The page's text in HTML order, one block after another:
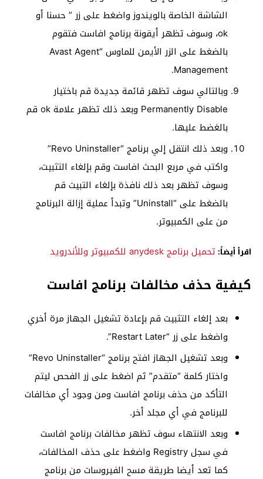
الشاشة الخاصة بالويندوز واضغط على زر ” حسنا أو
ok، وسوف تظهر أيقونة برنامج افاست فتقوم
بالضغط على الزر الأيمن للماوس “Avast Agent
Management.
وبالتالي سوف تظهر قائمة جديدة قم باختيار
Permanently Disable وبعد ذلك تظهر علامة ok قم
بالغضط عليها.
وبعد ذلك انتقل إلي برنامج “Revo Uninstaller”
واكتب في مربع البحث افاست وقم بإلغاء التثبيت،
وسوف تظهر بعد ذلك نافذة بإلغاء التبيت قم
بالضغط على “Uninstall” وتبدأ عملية إزالة البرنامج
من على الكمبيوتر.
اقرأ أيضاً: تحميل برنامج anydesk للكمبيوتر وللأندرويد
كيفية حذف مخالفات برنامج افاست
بعد إلغاء التثبيت قم بإعادة تشغيل الجهاز مرة أخري
واضغط على زر “Restart Later”.
وبعد تشغيل الجهاز افتح برنامج “Revo Uninstaller”
واختار كلمة “متقدم” ثم اضغط على زر الفحص ليتم
التأكد من حذف برنامج افاست ومن وجود أي مخالفات
للبرنامج في أي مجلد أخر.
وبعد الانتهاء سوف تظهر مخالفات برنامج افاست
في سجل Registry واضغط على حذف المخالفات،
كما تعد أيضا طريقة مسح الفيروسات من برنامج